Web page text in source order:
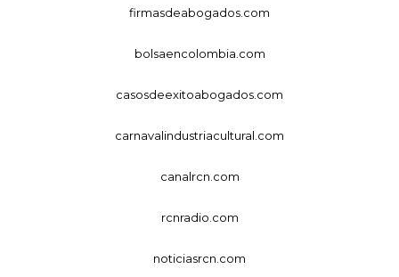
firmasdeabogados.com
bolsaencolombia.com
casosdeexitoabogados.com
carnavalindustriacultural.com
canalrcn.com
rcnradio.com
noticiasrcn.com